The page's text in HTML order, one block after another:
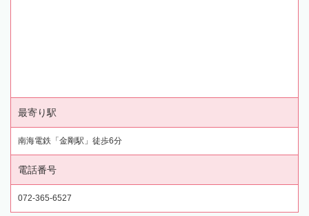
最寄り駅
南海電鉄「金剛駅」徒歩6分
電話番号
072-365-6527